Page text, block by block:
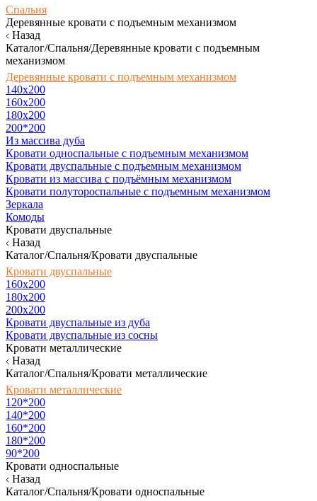
Спальня
Деревянные кровати с подъемным механизмом
Назад
Каталог/Спальня/Деревянные кровати с подъемным
механизмом
Деревянные кровати с подъемным механизмом
140x200
160х200
180х200
200*200
Из массива дуба
Кровати односпальные с подъемным механизмом
Кровати двуспальные с подъемным механизмом
Кровати из массива с подъёмным механизмом
Кровати полутороспальные с подъемным механизмом
Зеркала
Комоды
Кровати двуспальные
Назад
Каталог/Спальня/Кровати двуспальные
Кровати двуспальные
160х200
180x200
200x200
Кровати двуспальные из дуба
Кровати двуспальные из сосны
Кровати металлические
Назад
Каталог/Спальня/Кровати металлические
Кровати металлические
120*200
140*200
160*200
180*200
90*200
Кровати односпальные
Назад
Каталог/Спальня/Кровати односпальные